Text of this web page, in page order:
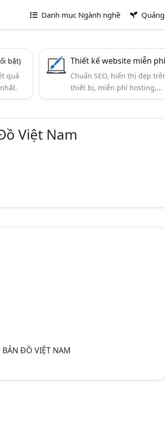
Danh mục Ngành nghề
bật)
quả
Thiết kế website miễn
Chuẩn SEO, hiển thị đẹp
thiết bị, miễn phí hosting,...
Việt Nam
ĐỒ VIỆT NAM